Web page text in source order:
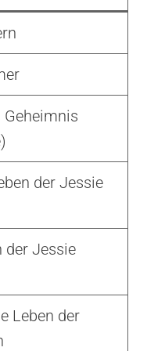
der Jessie
der Jessie
Leben der